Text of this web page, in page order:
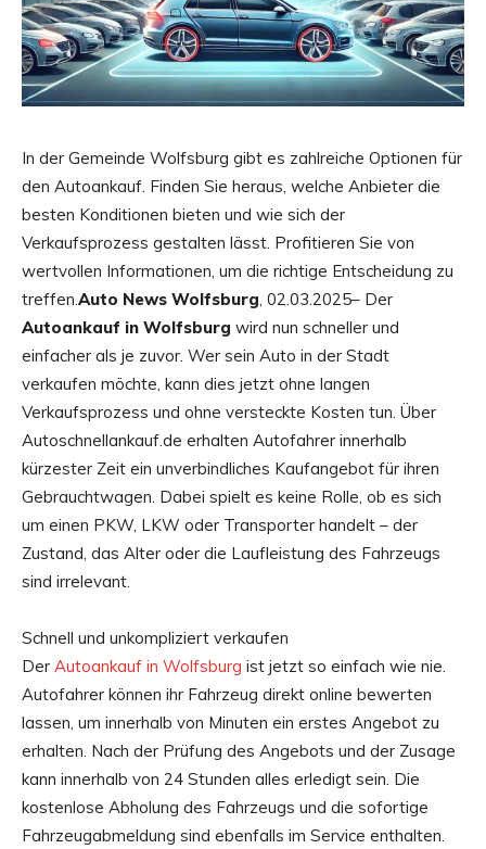
In der Gemeinde Wolfsburg gibt es zahlreiche Optionen für
den Autoankauf. Finden Sie heraus, welche Anbieter die
besten Konditionen bieten und wie sich der
Verkaufsprozess gestalten lässt. Profitieren Sie von
wertvollen Informationen, um die richtige Entscheidung zu
treffen.Auto News Wolfsburg, 02.03.2025– Der
Autoankauf in Wolfsburg wird nun schneller und
einfacher als je zuvor. Wer sein Auto in der Stadt
verkaufen möchte, kann dies jetzt ohne langen
Verkaufsprozess und ohne versteckte Kosten tun. Über
Autoschnellankauf.de erhalten Autofahrer innerhalb
kürzester Zeit ein unverbindliches Kaufangebot für ihren
Gebrauchtwagen. Dabei spielt es keine Rolle, ob es sich
um einen PKW, LKW oder Transporter handelt – der
Zustand, das Alter oder die Laufleistung des Fahrzeugs
sind irrelevant.
Schnell und unkompliziert verkaufen
Der Autoankauf in Wolfsburg ist jetzt so einfach wie nie.
Autofahrer können ihr Fahrzeug direkt online bewerten
lassen, um innerhalb von Minuten ein erstes Angebot zu
erhalten. Nach der Prüfung des Angebots und der Zusage
kann innerhalb von 24 Stunden alles erledigt sein. Die
kostenlose Abholung des Fahrzeugs und die sofortige
Fahrzeugabmeldung sind ebenfalls im Service enthalten.